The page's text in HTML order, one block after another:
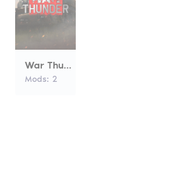
War Thunder
Mods: 2